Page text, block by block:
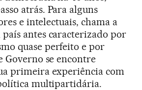
atrás. Para alguns
e intelectuais, chama a
país antes caracterizado por
quase perfeito e por
Governo se encontre
primeira experiência com
multipartidária.